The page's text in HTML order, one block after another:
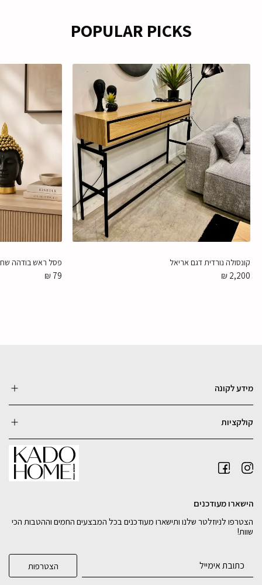
POPULAR PICKS
קונסולה נורדית דגם אריאל
₪ 2,200
פסל ראש בודהה
₪79
מידע לקונה
קולקציות
הישארו מעודכנים
הצטרפו לניוזלטר שלנו ותישארו מעודכנים בכל המבצעים החמים וההטבות הכי
שוות!